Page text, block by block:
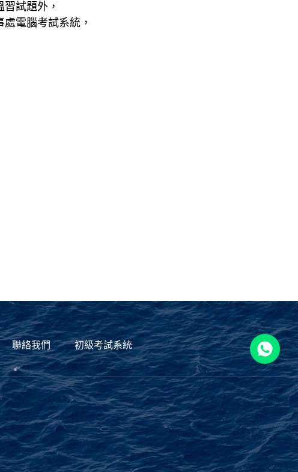
試題外，
電腦考試系統，
聯絡我們 初級考試系統